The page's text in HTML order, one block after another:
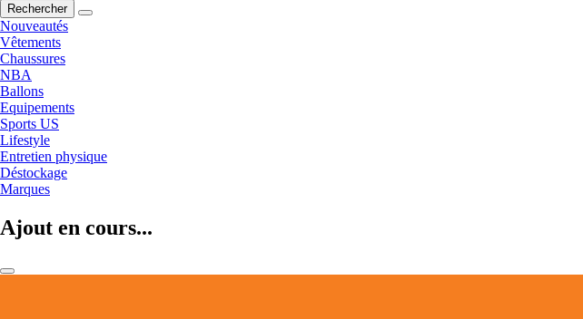
Rechercher
Nouveautés
Vêtements
Chaussures
NBA
Ballons
Equipements
Sports US
Lifestyle
Entretien physique
Déstockage
Marques
Ajout en cours...